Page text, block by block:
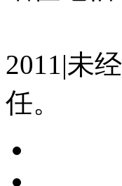
2011|未
任。